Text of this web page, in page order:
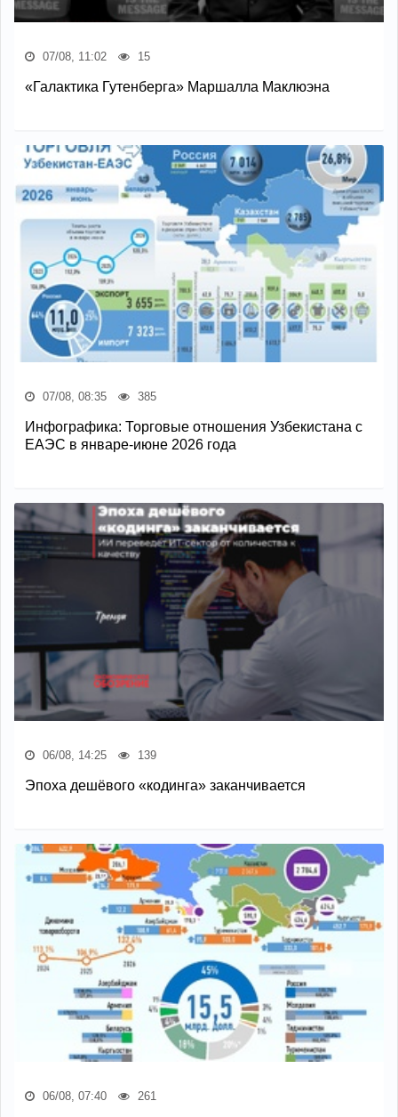
07/08, 11:02 15
«Галактика Гутенберга» Маршалла Маклюэна
07/08, 08:35 385
Инфографика: Торговые отношения Узбекистана с
ЕАЭС в январе-июне 2026 года
06/08, 14:25 139
Эпоха дешёвого «кодинга» заканчивается
06/08, 07:40 261